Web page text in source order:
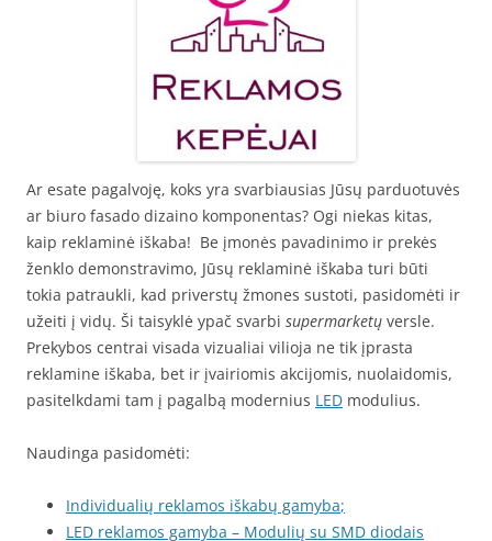
Ar esate pagalvoję, koks yra svarbiausias Jūsų parduotuvės
ar biuro fasado dizaino komponentas? Ogi niekas kitas,
kaip reklaminė iškaba! Be įmonės pavadinimo ir prekės
ženklo demonstravimo, Jūsų reklaminė iškaba turi būti
tokia patraukli, kad priverstų žmones sustoti, pasidomėti ir
užeiti į vidų. Ši taisyklė ypač svarbi supermarketų versle.
Prekybos centrai visada vizualiai vilioja ne tik įprasta
reklamine iškaba, bet ir įvairiomis akcijomis, nuolaidomis,
pasitelkdami tam į pagalbą modernius LED modulius.
Naudinga pasidomėti:
Individualių reklamos iškabų gamyba;
LED reklamos gamyba – Modulių su SMD diodais